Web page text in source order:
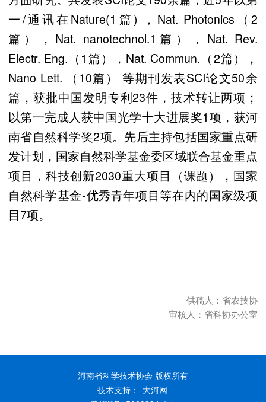
一/通讯在Nature(1篇) ，Nat. Photonics（2
篇），Nat. nanotechnol.1篇），Nat. Rev.
Electr. Eng.（1篇），Nat. Commun.（2篇），
Nano Lett. （10篇） 等期刊发表SCI论文50余
篇，获批中国发明专利23件，技术转让两项；
以第一完成人获中国光学十大进展奖1项，获河
南省自然科学奖2项。先后主持包括国家重点研
发计划，国家自然科学基金委区域联合基金重点
项目，科技创新2030重大项目（课题），国家
自然科学基金-优秀青年项目等在内的国家级项
目7项。
供稿人：省农技协
审核人：省科协办公室
河南省科学技术协会 版权所有
技术支持：
大河网